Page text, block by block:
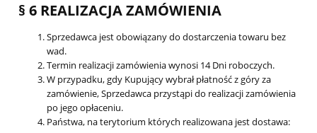
§ 6 REALIZACJA ZAMÓWIENIA
Sprzedawca jest obowiązany do dostarczenia towaru bez
wad.
Termin realizacji zamówienia wynosi 14 Dni roboczych.
W przypadku, gdy Kupujący wybrał płatność z góry za
zamówienie, Sprzedawca przystąpi do realizacji zamówienia
po jego opłaceniu.
Państwa, na terytorium których realizowana jest dostawa: